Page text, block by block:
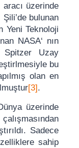
üzerinde
Şili’de bulunan
Yeni Teknoloji
NASA‘ nın
Uzay
bu
olan en
[3].
üzerinde
Sadece
sahip